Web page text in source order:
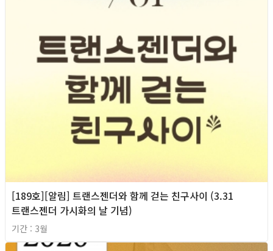
[189호][알림] 트랜스젠더와 함께 걷는 친구사이 (3.31
트랜스젠더 가시화의 날 기념)
기간 : 3월